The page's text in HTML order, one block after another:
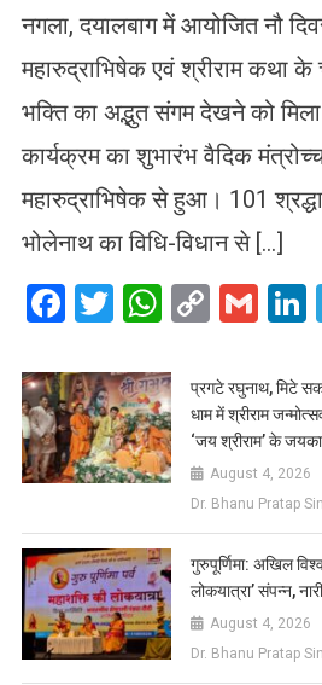
नगला, दयालबाग में आयोजित नौ
महारुद्राभिषेक एवं श्रीराम कथा के
भक्ति का अद्भुत संगम देखने को
कार्यक्रम का शुभारंभ वैदिक
महारुद्राभिषेक से हुआ। 101
भोलेनाथ का विधि-विधान से […]
Facebook
TwitterCopy
प्रगटे रघुनाथ, मिटे
धाम में श्रीराम
‘जय श्रीराम’ के
August 4, 2026
Dr. Bhanu Pratap
गुरुपूर्णिमा: अखिल
लोकयात्रा’ संपन्न,
August 4, 2026
Dr. Bhanu Pratap